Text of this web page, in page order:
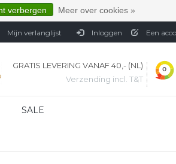
Mijn verlanglijst Inloggen Een
GRATIS LEVERING VANAF 40,- (NL)
Verzending incl. T&T
SALE
verbergen Meer over cookies »